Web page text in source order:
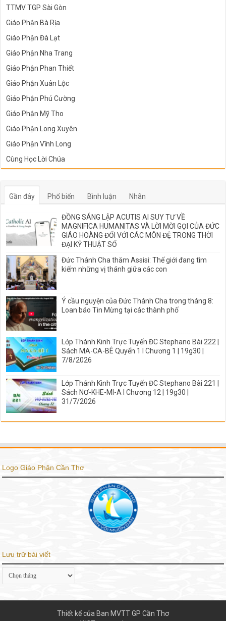
TTMV TGP Sài Gòn
Giáo Phận Bà Rịa
Giáo Phận Đà Lạt
Giáo Phận Nha Trang
Giáo Phận Phan Thiết
Giáo Phận Xuân Lộc
Giáo Phận Phú Cường
Giáo Phận Mỹ Tho
Giáo Phận Long Xuyên
Giáo Phận Vĩnh Long
Cùng Học Lời Chúa
Gần đây Phổ biến Bình luận Nhãn
ĐỒNG SÁNG LẬP ACUTIS AI SUY TƯ VỀ
MAGNIFICA HUMANITAS VÀ LỜI MỜI GỌI CỦA ĐỨC
GIÁO HOÀNG ĐỐI VỚI CÁC MÔN ĐỆ TRONG THỜI
ĐẠI KỸ THUẬT SỐ
Đức Thánh Cha thăm Assisi: Thế giới đang tìm
kiếm những vị thánh giữa các con
Ý cầu nguyện của Đức Thánh Cha trong tháng 8:
Loan báo Tin Mừng tại các thành phố
Lớp Thánh Kinh Trực Tuyến ĐC Stephano Bài 222 |
Sách MA-CA-BÊ Quyển 1 I Chương 1 | 19g30 |
7/8/2026
Lớp Thánh Kinh Trực Tuyến ĐC Stephano Bài 221 |
Sách NƠ-KHE-MI-A I Chương 12 | 19g30 |
31/7/2026
Logo Giáo Phận Cần Thơ
Lưu trữ bài viết
Lưu
trữ
Thiết kế của Ban MVTT GP Cần Thơ